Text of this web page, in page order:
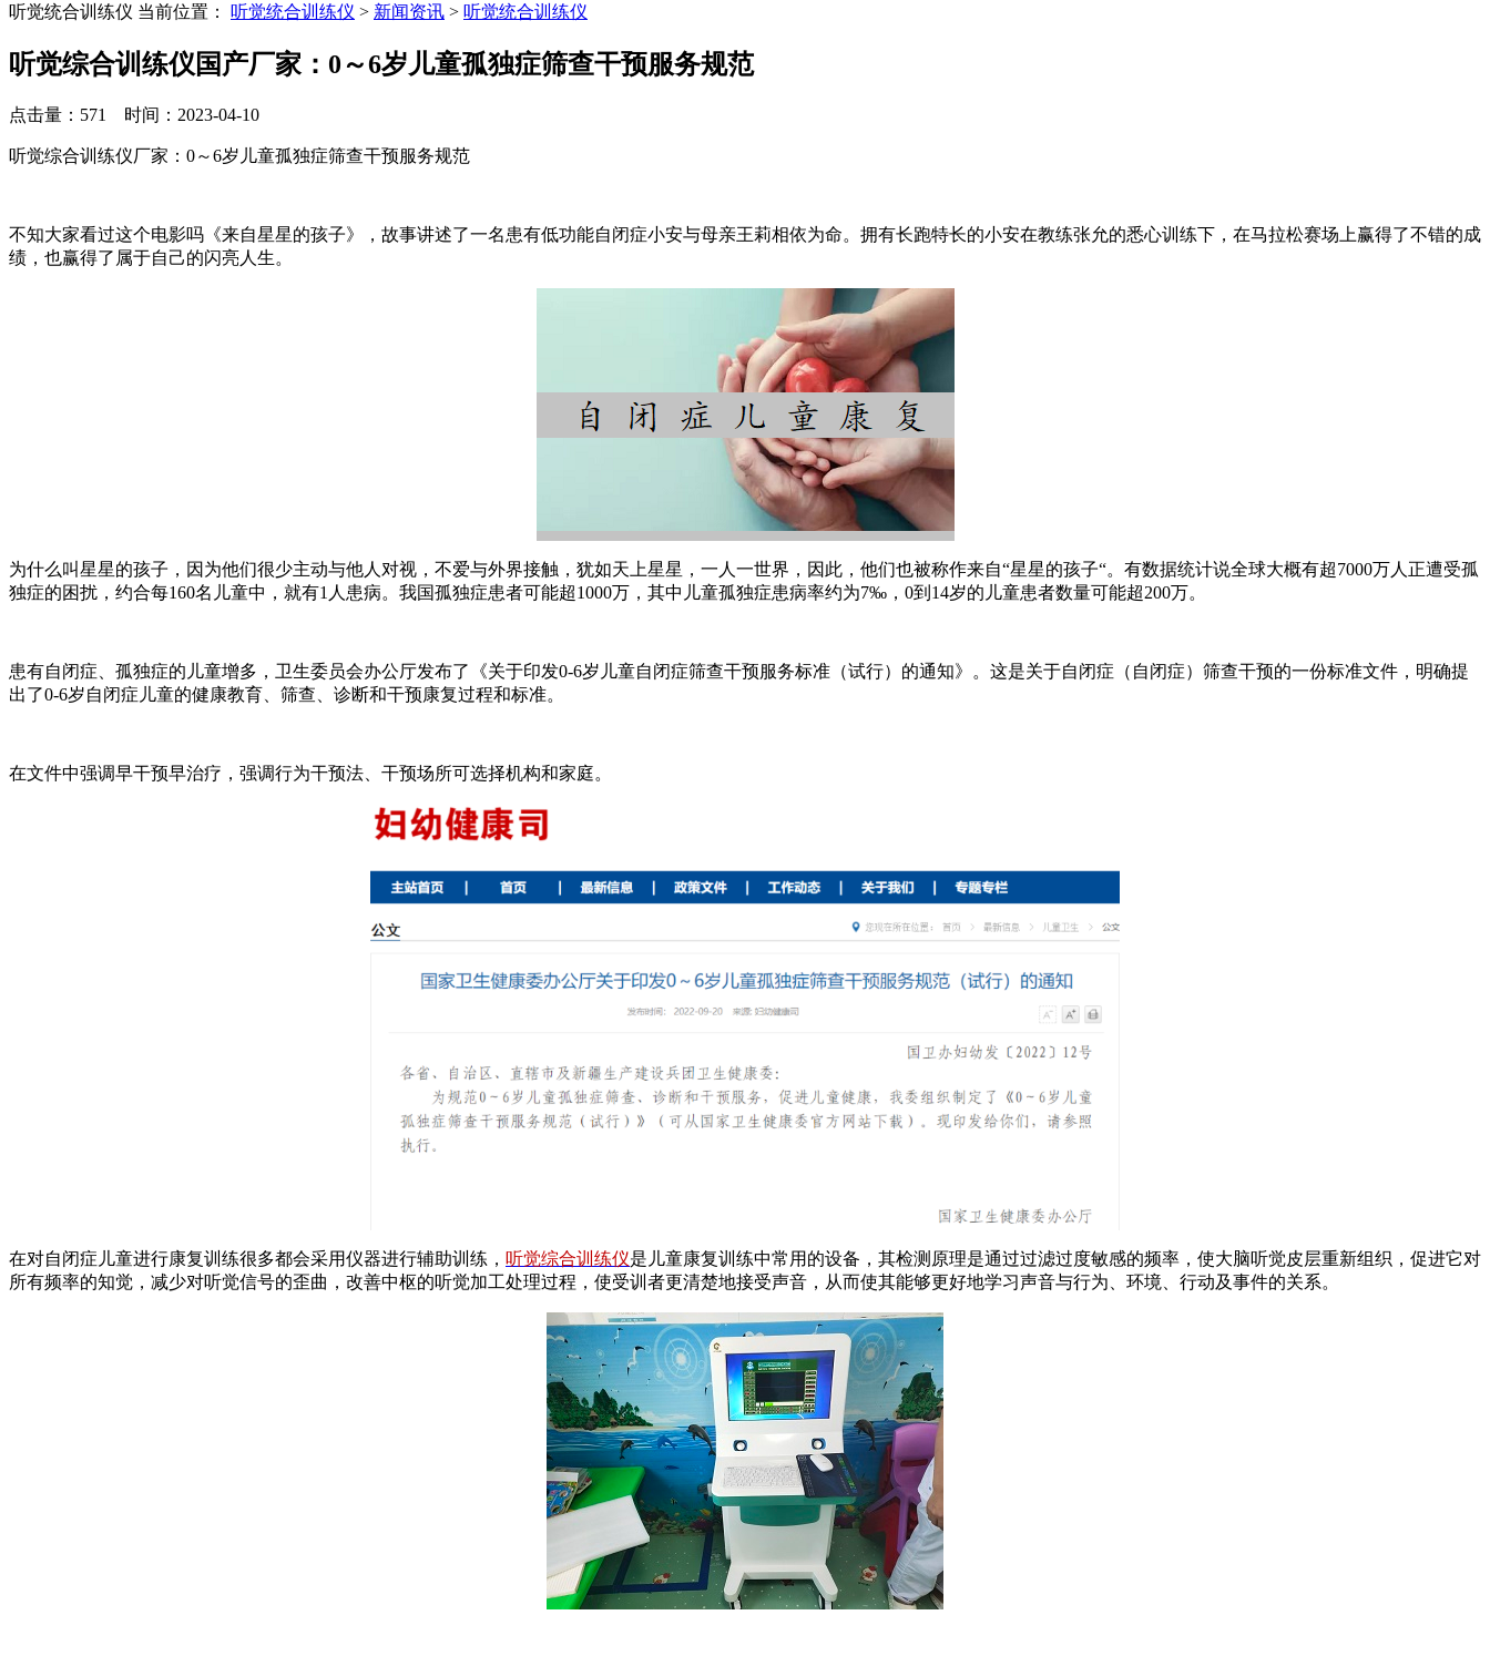
听觉统合训练仪 当前位置： 听觉统合训练仪 > 新闻资讯 > 听觉统合训练仪
听觉综合训练仪国产厂家：0～6岁儿童孤独症筛查干预服务规范
点击量：571 时间：2023-04-10
听觉综合训练仪厂家：0～6岁儿童孤独症筛查干预服务规范
不知大家看过这个电影吗《来自星星的孩子》，故事讲述了一名患有低功能自闭症小安与母亲王莉相依为命。拥有长跑特长的小安在教练张允的悉心训练下，在马拉松赛场上赢得了不错的成
绩，也赢得了属于自己的闪亮人生。
为什么叫星星的孩子，因为他们很少主动与他人对视，不爱与外界接触，犹如天上星星，一人一世界，因此，他们也被称作来自“星星的孩子“。有数据统计说全球大概有超7000万人正遭受孤
独症的困扰，约合每160名儿童中，就有1人患病。我国孤独症患者可能超1000万，其中儿童孤独症患病率约为7‰，0到14岁的儿童患者数量可能超200万。
患有自闭症、孤独症的儿童增多，卫生委员会办公厅发布了《关于印发0-6岁儿童自闭症筛查干预服务标准（试行）的通知》。这是关于自闭症（自闭症）筛查干预的一份标准文件，明确提
出了0-6岁自闭症儿童的健康教育、筛查、诊断和干预康复过程和标准。
在文件中强调早干预早治疗，强调行为干预法、干预场所可选择机构和家庭。
在对自闭症儿童进行康复训练很多都会采用仪器进行辅助训练， 听觉综合训练仪是儿童康复训练中常用的设备，其检测原理是通过过滤过度敏感的频率，使大脑听觉皮层重新组织，促进它对
所有频率的知觉，减少对听觉信号的歪曲，改善中枢的听觉加工处理过程，使受训者更清楚地接受声音，从而使其能够更好地学习声音与行为、环境、行动及事件的关系。